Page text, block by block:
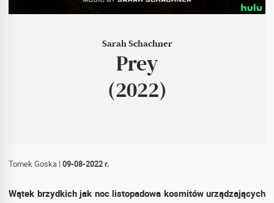
Sarah Schachner
Prey
(2022)
Tomek Goska | 09-08-2022 r.
Wątek brzydkich jak noc listopadowa kosmitów urządzających